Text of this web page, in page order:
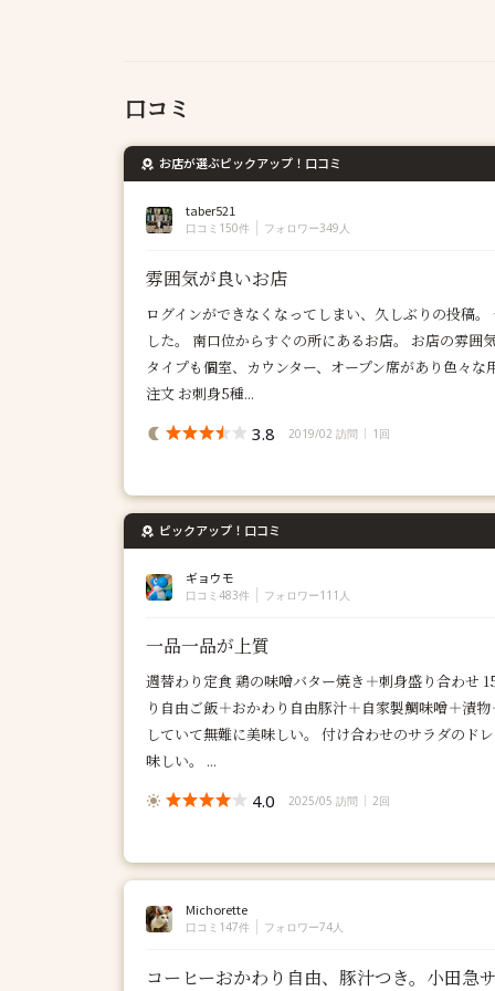
口コミ
お店が選ぶピックアップ！口コミ
taber521
口コミ150件 フォロワー349人
雰囲気が良いお店
ログインができなくなってしまい、久しぶりの投稿
した。 南口位からすぐの所にあるお店。 お店の雰囲
タイプも個室、カウンター、オープン席があり色々
注文 お刺身5種...
3.8 2019/02 訪問 1回
ピックアップ！口コミ
ギョウモ
口コミ483件 フォロワー111人
一品一品が上質
週替わり定食 鶏の味噌バター焼き＋刺身盛り合わせ
り自由ご飯＋おかわり自由豚汁＋自家製鯛味噌＋漬
していて無難に美味しい。 付け合わせのサラダのド
味しい。 ...
4.0 2025/05 訪問 2回
Michorette
口コミ147件 フォロワー74人
コーヒーおかわり自由、豚汁つき。小田急